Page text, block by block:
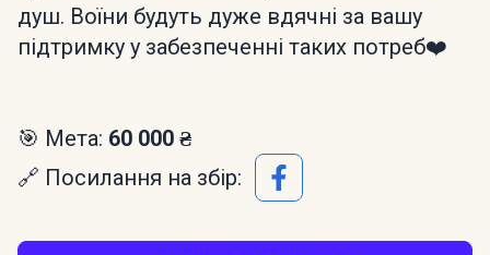
душ. Воїни будуть дуже вдячні за вашу
підтримку у забезпеченні таких потреб❤️
🎯 Мета: 60 000 ₴
🔗 Посилання на збір: